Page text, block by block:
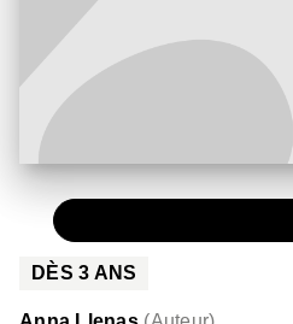
DÈS3 ANS